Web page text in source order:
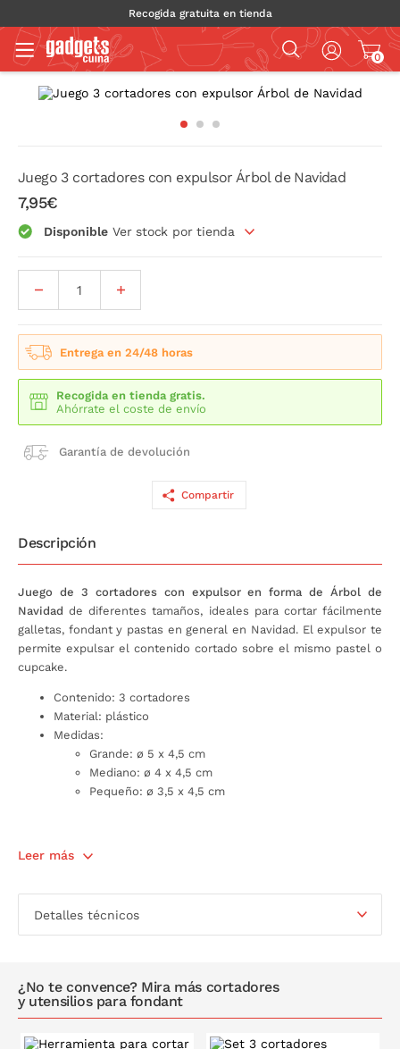
Recogida gratuita en tienda
0
Juego 3 cortadores con expulsor Árbol de Navidad
7,95€
Disponible Ver stock por tienda
Entrega en 24/48 horas
Recogida en tienda gratis.
Ahórrate el coste de envío
Garantía de devolución
Compartir
Descripción
Juego de 3 cortadores con expulsor en forma de Árbol de
Navidad de diferentes tamaños, ideales para cortar fácilmente
galletas, fondant y pastas en general en Navidad. El expulsor te
permite expulsar el contenido cortado sobre el mismo pastel o
cupcake.
Contenido: 3 cortadores
Material: plástico
Medidas:
Grande: ø 5 x 4,5 cm
Mediano: ø 4 x 4,5 cm
Pequeño: ø 3,5 x 4,5 cm
Leer más
Detalles técnicos
¿No te convence? Mira más cortadores
y utensilios para fondant